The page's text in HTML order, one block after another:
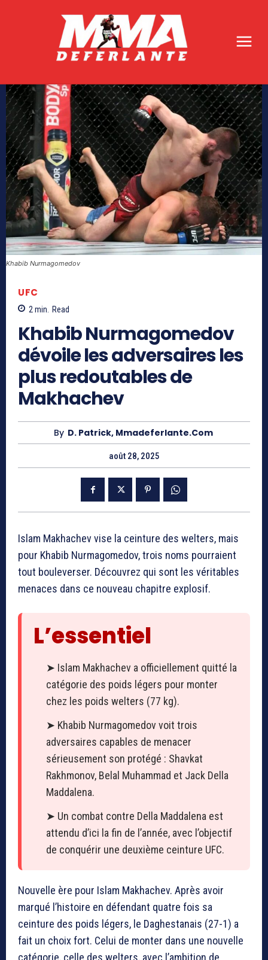
Khabib Nurmagomedov
UFC
2min. Read
Khabib Nurmagomedov
dévoile les adversaires les
plus redoutables de
Makhachev
By D. Patrick, Mmadeferlante.com
août 28, 2025
Islam Makhachev vise la ceinture des welters, mais
pour Khabib Nurmagomedov, trois noms pourraient
tout bouleverser. Découvrez qui sont les véritables
menaces dans ce nouveau chapitre explosif.
L’essentiel
➤ Islam Makhachev a officiellement quitté la
catégorie des poids légers pour monter
chez les poids welters (77 kg).
➤ Khabib Nurmagomedov voit trois
adversaires capables de menacer
sérieusement son protégé : Shavkat
Rakhmonov, Belal Muhammad et Jack Della
Maddalena.
➤ Un combat contre Della Maddalena est
attendu d’ici la fin de l’année, avec l’objectif
de conquérir une deuxième ceinture UFC.
Nouvelle ère pour Islam Makhachev. Après avoir
marqué l’histoire en défendant quatre fois sa
ceinture des poids légers, le Daghestanais (27-1) a
fait un choix fort. Celui de monter dans une nouvelle
catégorie, celle des welters, avec l’ambition de